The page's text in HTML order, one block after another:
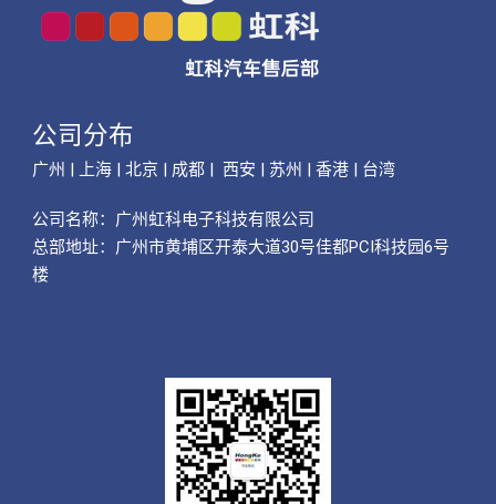
公司分布
广州 | 上海 | 北京 | 成都 | 西安 | 苏州 | 香港 | 台湾
公司名称： 广州虹科电子科技有限公司
总部地址：广州市黄埔区开泰大道30号佳都PCI科技园6号
楼